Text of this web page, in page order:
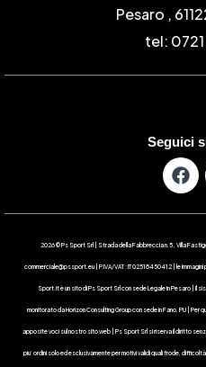
Pesaro ,
tel:
Seguici
2026 © Ps Sport Srl | Strada della Fabbreccia n.5 , Villa
commerciale@pssport.eu | P.IVA/VAT : IT 02518450412 | le
Sport.it è un sito di Ps Sport Srl con sede Legale in Pesaro | Il
monitorato da Horizon Consulting Group con sede in Fano, PU |
apposite voci sul nostro sito web | Ps Sport Srl si riserva il diritto
piu’ ordini solo ed esclusivamente per motivi validi quali frode,